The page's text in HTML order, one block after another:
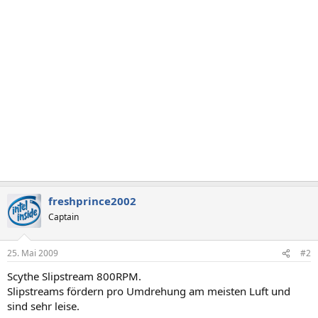
freshprince2002
Captain
25. Mai 2009 #2
Scythe Slipstream 800RPM.
Slipstreams fördern pro Umdrehung am meisten Luft und
sind sehr leise.